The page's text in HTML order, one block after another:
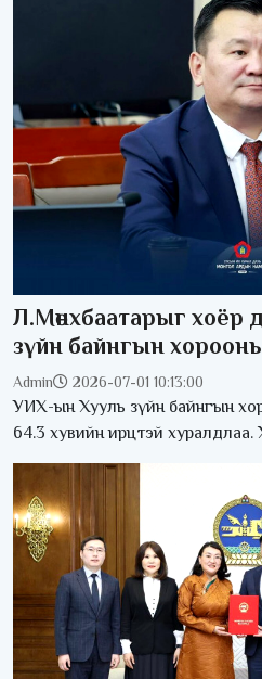
Л.Мөнхбаатарыг хоёр
зүйн байнгын
ажиллахыг дэмжив
Admin 2026-07-01 10:13:00
УИХ-ын Хууль зүйн байнгын
64.3 хувийн ирцтэй хуралдлаа.